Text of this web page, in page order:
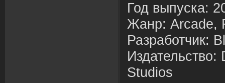
Год выпуска:
Жанр: Arcade,
Разработчик:
Издательство:
Studios